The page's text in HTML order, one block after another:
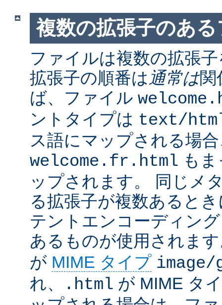
複数の拡張子のあ
ファイルは複数の拡張
拡張子の順番は 通常は関
ば、ファイル
ントタイプは text/
ス語にマップされる場
welcome.fr.html も
ップされます。 同じメ
る拡張子が複数あると
テントエンコーディン
あるものが使用されま
が MIME タイプ
れ、
.html が MIME タ